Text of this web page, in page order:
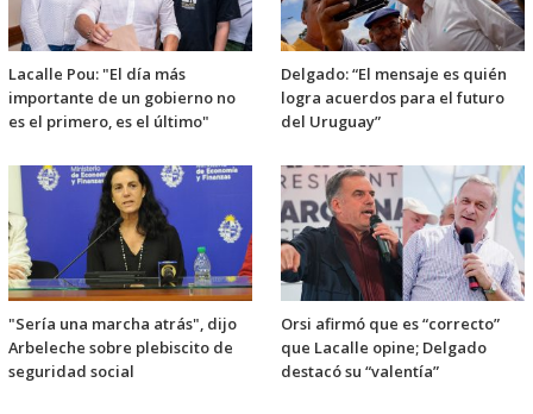
Lacalle Pou: "El día más
importante de un gobierno no
es el primero, es el último"
Delgado: “El mensaje es quién
logra acuerdos para el futuro
del Uruguay”
"Sería una marcha atrás", dijo
Arbeleche sobre plebiscito de
seguridad social
Orsi afirmó que es “correcto”
que Lacalle opine; Delgado
destacó su “valentía”